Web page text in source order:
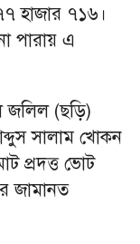
হাজার ৭১৬।
পারায় এ
জলিল (ছড়ি)
সালাম খোকন
প্রদত্ত ভোট
জামানত